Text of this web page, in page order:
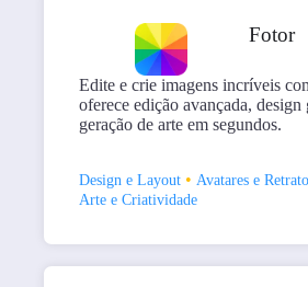
Fotor
Edite e crie imagens incríveis
oferece edição avançada, design
geração de arte em segundos.
Design e Layout • Avatares e
Arte e Criatividade